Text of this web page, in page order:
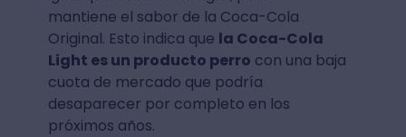
mantiene el sabor de la Coca-Cola
Original. Esto indica que la Coca-Cola
Light es un producto perro con una baja
cuota de mercado que podría
desaparecer por completo en los
próximos años.